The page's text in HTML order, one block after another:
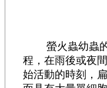
螢火蟲幼蟲的
程，在雨後或夜
始活動的時刻，